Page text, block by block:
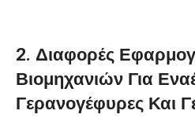
2. Διαφορές
Βιομηχανιών Για
Γερανογέφυρες Και